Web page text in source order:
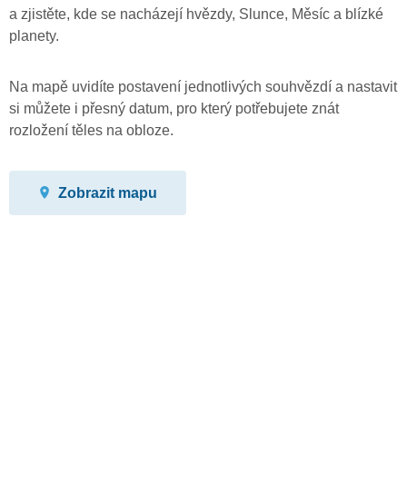
a zjistěte, kde se nacházejí hvězdy, Slunce, Měsíc a blízké
planety.
Na mapě uvidíte postavení jednotlivých souhvězdí a nastavit
si můžete i přesný datum, pro který potřebujete znát
rozložení těles na obloze.
Zobrazit mapu